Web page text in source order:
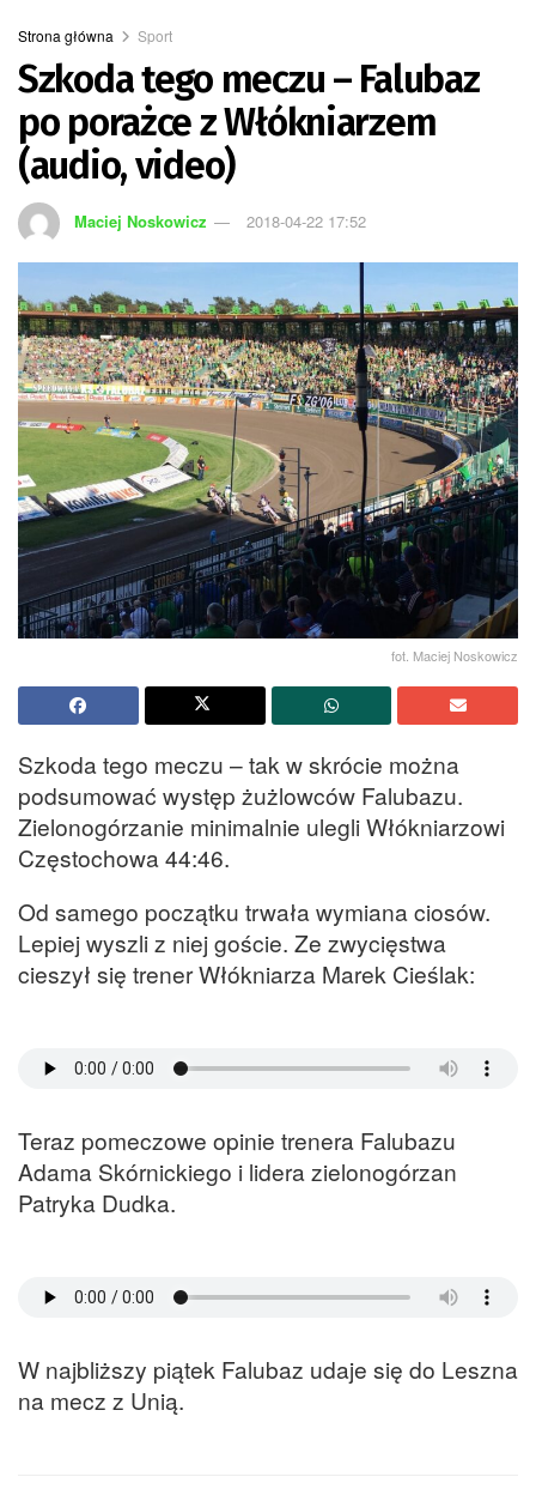
Strona główna Sport
Szkoda tego meczu – Falubaz
po porażce z Włókniarzem
(audio, video)
Maciej Noskowicz 2018-04-22 17:52
fot. Maciej Noskowicz
Szkoda tego meczu – tak w skrócie można
podsumować występ żużlowców Falubazu.
Zielonogórzanie minimalnie ulegli Włókniarzowi
Częstochowa 44:46.
Od samego początku trwała wymiana ciosów.
Lepiej wyszli z niej goście. Ze zwycięstwa
cieszył się trener Włókniarza Marek Cieślak:
Teraz pomeczowe opinie trenera Falubazu
Adama Skórnickiego i lidera zielonogórzan
Patryka Dudka.
W najbliższy piątek Falubaz udaje się do Leszna
na mecz z Unią.